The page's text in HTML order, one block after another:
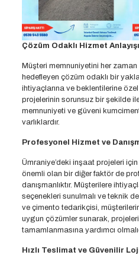
Çözüm Odaklı Hizmet Anlayışı
Müşteri memnuniyetini her
hedefleyen çözüm odaklı bir
ihtiyaçlarına ve beklentilerine
projelerinin sorunsuz bir şekilde
memnuniyeti ve güveni
varlıklardır.
Profesyonel Hizmet ve
Ümraniye’deki inşaat projeleri
önemli olan bir diğer faktör de
danışmanlıktır. Müşterilere
seçenekleri sunulmalı ve teknik
ve çimento tedarikçisi,
uygun çözümler sunarak,
tamamlanmasına yardımcı
Hızlı Teslimat ve Güvenilir